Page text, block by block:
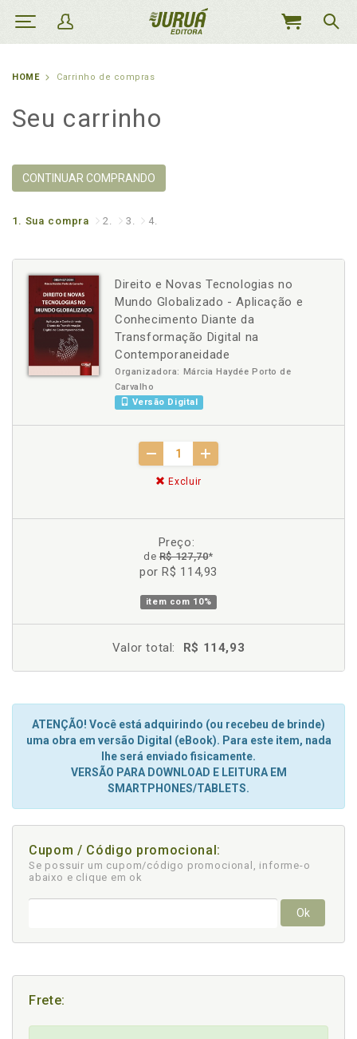
MEU
HOME Carrinho de compras
Seu carrinho
CONTINUAR COMPRANDO
1. Sua compra 2. 3. 4.
Direito e Novas Tecnologias no
Mundo Globalizado - Aplicação e
Conhecimento Diante da
Transformação Digital na
Contemporaneidade
Organizadora: Márcia Haydée Porto de
Carvalho
Versão Digital
Excluir
Preço:
deR$ 127,70*
por R$ 114,93
item com 10%
Valor total: R$ 114,93
ATENÇÃO! Você está adquirindo (ou recebeu de brinde)
uma obra em versão Digital (eBook). Para este item, nada
lhe será enviado fisicamente.
VERSÃO PARA DOWNLOAD E LEITURA EM
SMARTPHONES/TABLETS.
Cupom / Código promocional:
Se possuir um cupom/código promocional, informe-o
abaixo e clique em ok
Ok
Frete: